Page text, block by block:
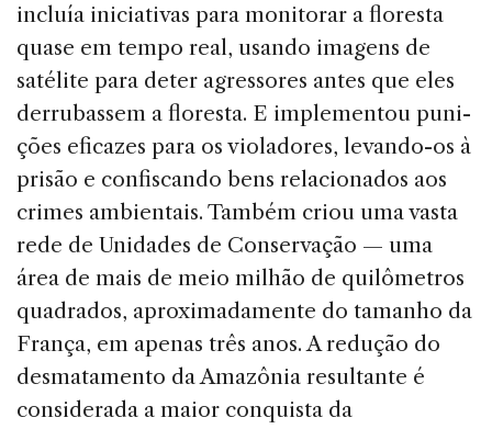
incluía iniciativas para mo­nitorar a floresta
quase em tempo real, usando imagens de
satélite para deter agressores antes que eles
derrubassem a floresta. E implementou puni­
ções eficazes para os violadores, levando-os à
prisão e confiscando bens relacionados aos
crimes ambientais. Também criou uma vasta
rede de Unidades de Con­servação — uma
área de mais de meio milhão de quilô­metros
quadrados, aproximadamente do tamanho da
França, em apenas três anos. A redução do
desmata­mento da Amazônia resultante é
considerada a maior conquista da